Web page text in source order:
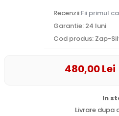
Recenzii:Fii primul
Garantie: 24 luni
Cod produs: Zap-
480,00Lei
In
Livrare dupa